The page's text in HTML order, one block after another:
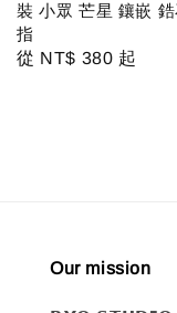
裝 小眾 芒星 鑲嵌
指
Regular
從 NT$ 380 起
Our mission